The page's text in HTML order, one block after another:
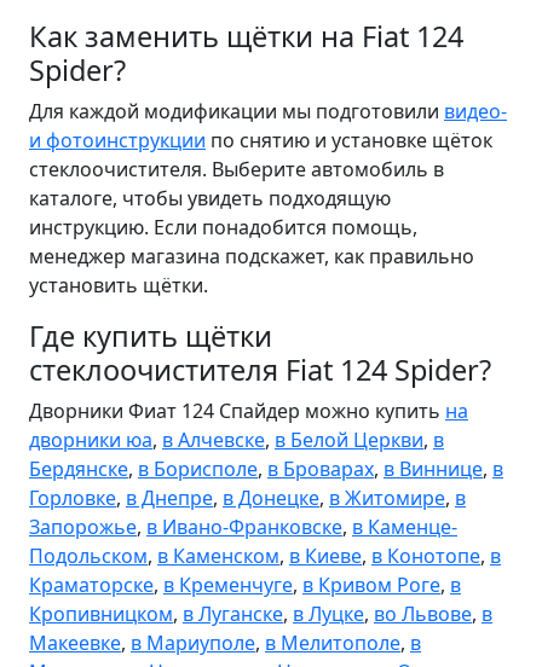
Как заменить щётки на Fiat 124
Spider?
Для каждой модификации мы подготовили видео-
и фотоинструкции по снятию и установке щёток
стеклоочистителя. Выберите автомобиль в
каталоге, чтобы увидеть подходящую
инструкцию. Если понадобится помощь,
менеджер магазина подскажет, как правильно
установить щётки.
Где купить щётки
стеклоочистителя Fiat 124 Spider?
Дворники Фиат 124 Спайдер можно купить на
дворники юа, в Алчевске, в Белой Церкви, в
Бердянске, в Борисполе, в Броварах, в Виннице, в
Горловке, в Днепре, в Донецке, в Житомире, в
Запорожье, в Ивано-Франковске, в Каменце-
Подольском, в Каменском, в Киеве, в Конотопе, в
Краматорске, в Кременчуге, в Кривом Роге, в
Кропивницком, в Луганске, в Луцке, во Львове, в
Макеевке, в Мариуполе, в Мелитополе, в